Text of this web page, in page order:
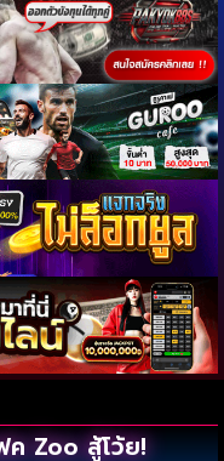
Zoo สู้โว้ย!